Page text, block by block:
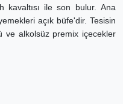
kavaltısı ile son bulur. Ana
açık büfe'dir. Tesisin
ve alkolsüz premix içecekler